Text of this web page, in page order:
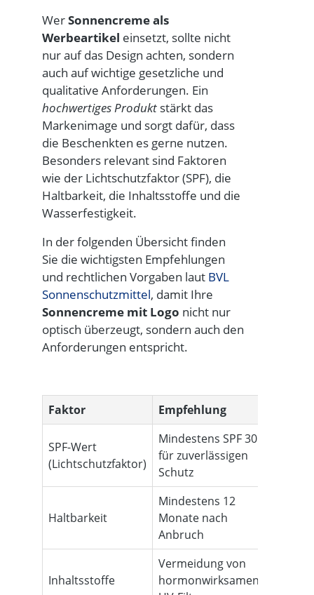
WerSonnencreme als
Werbeartikel einsetzt, sollte nicht
nur auf das Design achten, sondern
auch auf wichtige gesetzliche und
qualitative Anforderungen. Ein
hochwertiges Produkt stärkt das
Markenimage und sorgt dafür, dass
die Beschenkten es gerne nutzen.
Besonders relevant sind Faktoren
wie der Lichtschutzfaktor (SPF), die
Haltbarkeit, die Inhaltsstoffe und die
Wasserfestigkeit.
In der folgenden Übersicht finden
Sie die wichtigsten Empfehlungen
und rechtlichen Vorgaben laut BVL
Sonnenschutzmittel, damit Ihre
Sonnencreme mit Logo nicht nur
optisch überzeugt, sondern auch den
Anforderungen entspricht.
Faktor Empfehlung
SPF-Wert
(Lichtschutzfaktor)
Mindestens SPF 30
für zuverlässigen
Schutz
Haltbarkeit
Mindestens 12
Monate nach
Anbruch
Inhaltsstoffe
Vermeidung von
hormonwirksamen